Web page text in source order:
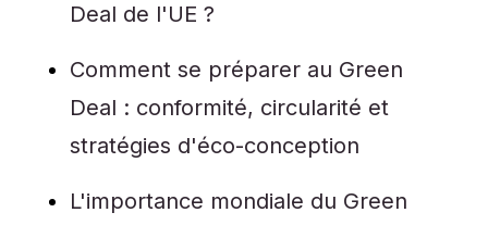
Deal de l'UE ?
Comment se préparer au Green
Deal : conformité, circularité et
stratégies d'éco-conception
L'importance mondiale du Green